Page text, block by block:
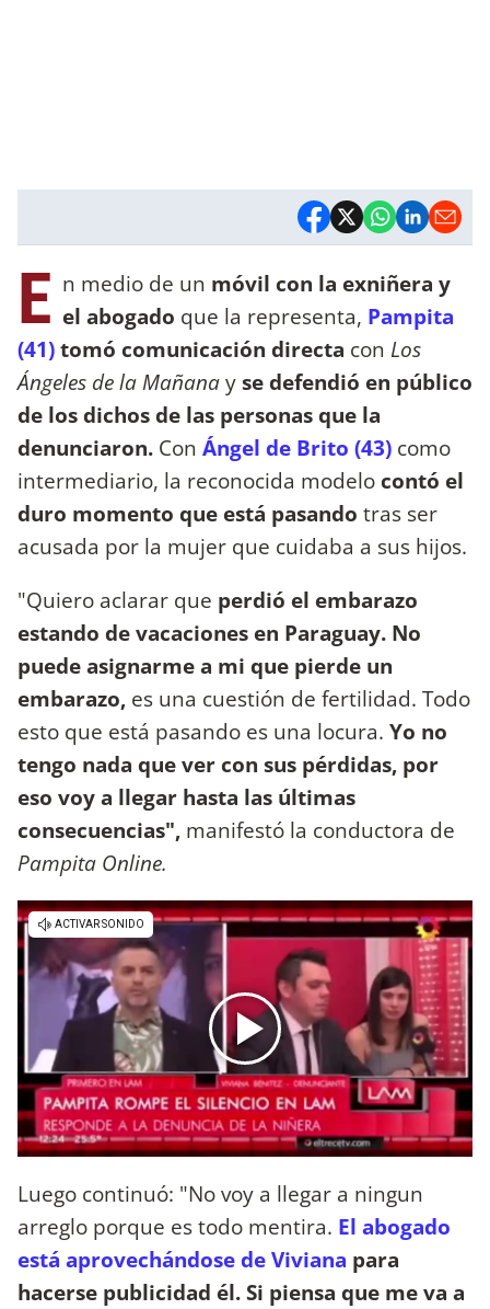
E n medio de un móvil con la exniñera y
el abogado que la representa, Pampita
(41)tomó comunicación directa con Los
Ángeles de la Mañanayse defendió en público
de los dichos de las personas que la
denunciaron. Con Ángel de Brito (43) como
intermediario, la reconocida modelo contó el
duro momento que está pasando tras ser
acusada por la mujer que cuidaba a sus hijos.
"Quiero aclarar que perdió el embarazo
estando de vacaciones en Paraguay. No
puede asignarme a mi que pierde un
embarazo, es una cuestión de fertilidad. Todo
esto que está pasando es una locura. Yo no
tengo nada que ver con sus pérdidas, por
eso voy a llegar hasta las últimas
consecuencias", manifestó la conductora de
Pampita Online.
Luego continuó: "No voy a llegar a ningun
arreglo porque es todo mentira. El abogado
está aprovechándose de Viviana para
hacerse publicidad él. Si piensa que me va a